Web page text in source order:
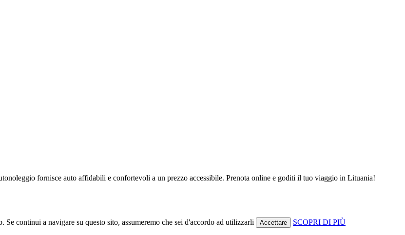
fornisce auto affidabili e confortevoli a un prezzo accessibile. Prenota online e goditi il tuo viaggio in Lituania!
continui a navigare su questo sito, assumeremo che sei d'accordo ad utilizzarli
Accettare SCOPRI DI PIÙ